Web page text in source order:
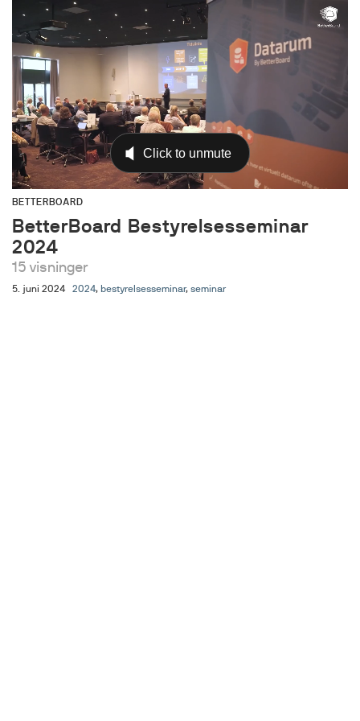
BETTERBOARD
BetterBoard Bestyrelsesseminar
2024
15 visninger
5. juni 2024 2024, bestyrelsesseminar, seminar